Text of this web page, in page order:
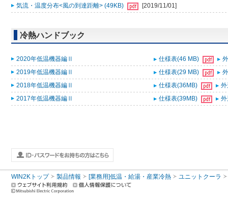
気流・温度分布<風の到達距離> (49KB) [2019/11/01]
冷熱ハンドブック
2020年低温機器編Ⅱ 仕様表(46 MB)
2019年低温機器編Ⅱ
仕様表(29 MB)
2018年低温機器編Ⅱ
仕様表(36MB)
2017年低温機器編Ⅱ
仕様表(39MB)
WIN2Kトップ 製品情報 [業務用]低温・給湯・産業冷熱 ユニットクーラ